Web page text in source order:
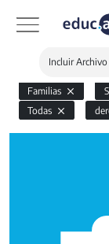
Incluir
Familias
Todas